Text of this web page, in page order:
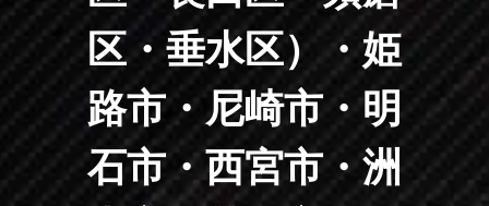
区・垂水区）・姫
路市・尼崎市・明
石市・西宮市・洲